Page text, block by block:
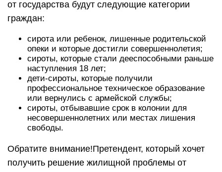
от государства будут следующие категории
граждан:
сирота или ребенок, лишенные родительской
опеки и которые достигли совершеннолетия;
сироты, которые стали дееспособными раньше
наступления 18 лет;
дети-сироты, которые получили
профессиональное техническое образование
или вернулись с армейской службы;
сироты, отбывавшие срок в колонии для
несовершеннолетних или местах лишения
свободы.
Обратите внимание!Претендент, который хочет
получить решение жилищной проблемы от